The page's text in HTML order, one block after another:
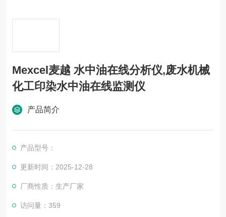
Mexcel麦越 水中油在线分析仪,废水机械
化工印染水中油在线监测仪
产品简介
产品型号：
更新时间：2025-12-28
厂商性质：生产厂家
访问量：359